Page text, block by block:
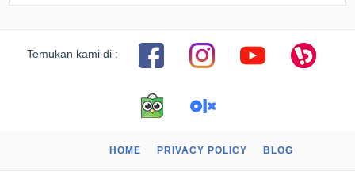
Temukan kami di :
HOME PRIVACY POLICY BLOG